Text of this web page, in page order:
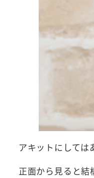
アキットにしては
正面から見ると結